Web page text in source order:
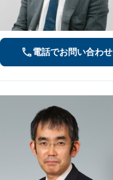
電話でお問い合わせ